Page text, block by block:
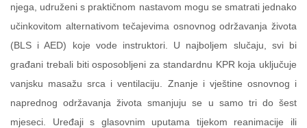
njega, udruženi s praktičnom nastavom mogu se smatrati jednako
učinkovitom alternativom tečajevima osnovnog održavanja života
(BLS i AED) koje vode instruktori. U najboljem slučaju, svi bi
građani trebali biti osposobljeni za standardnu KPR koja uključuje
vanjsku masažu srca i ventilaciju. Znanje i vještine osnovnog i
naprednog održavanja života smanjuju se u samo tri do šest
mjeseci. Uređaji s glasovnim uputama tijekom reanimacije ili